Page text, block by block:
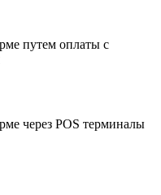
путем оплаты с
через POS терминалы